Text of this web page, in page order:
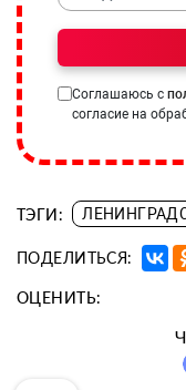
Соглашаюсь с
согласие на
ТЭГИ:
ПОДЕЛИТЬСЯ:
ОЦЕНИТЬ: